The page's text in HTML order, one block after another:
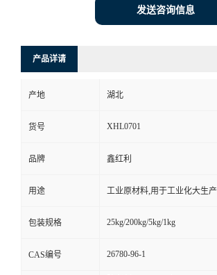
发送咨询信息
产品详请
产地 湖北
货号 XHL0701
品牌 鑫红利
用途 工业原材料,用于工业化大生产
包装规格 25kg/200kg/5kg/1kg
CAS编号 26780-96-1